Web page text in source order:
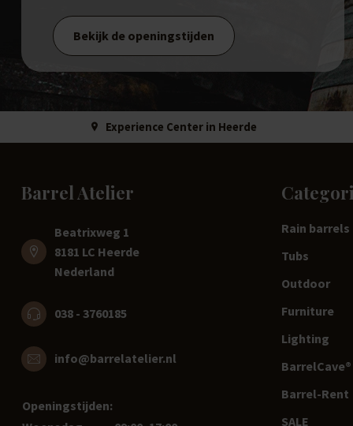
Bekijk de openingstijden
Experience Center in Heerde
Barrel Atelier
Beatrixweg 1
8181 LC Heerde
Nederland
038 - 3760185
info@barrelatelier.nl
Openingstijden:
Rain barrels
Tubs
Outdoor
Furniture
Lighting
Barrel-Rent
SALE